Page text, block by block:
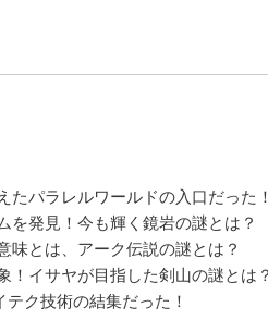
たパラレルワールドの入口だった
を発見！今も輝く鏡岩の謎とは？
味とは、アーク伝説の謎とは？
！イサヤが目指した剣山の謎とは
ク技術の結集だった！